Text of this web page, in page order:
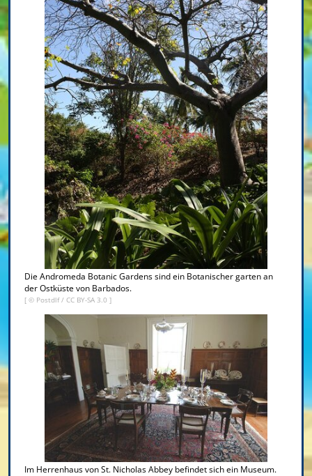
Die Andromeda Botanic Gardens sind ein Botanischer garten an
der Ostküste von Barbados.
[ © Postdlf/ CC BY-SA 3.0 ]
Im Herrenhaus von St. Nicholas Abbey befindet sich ein Museum.